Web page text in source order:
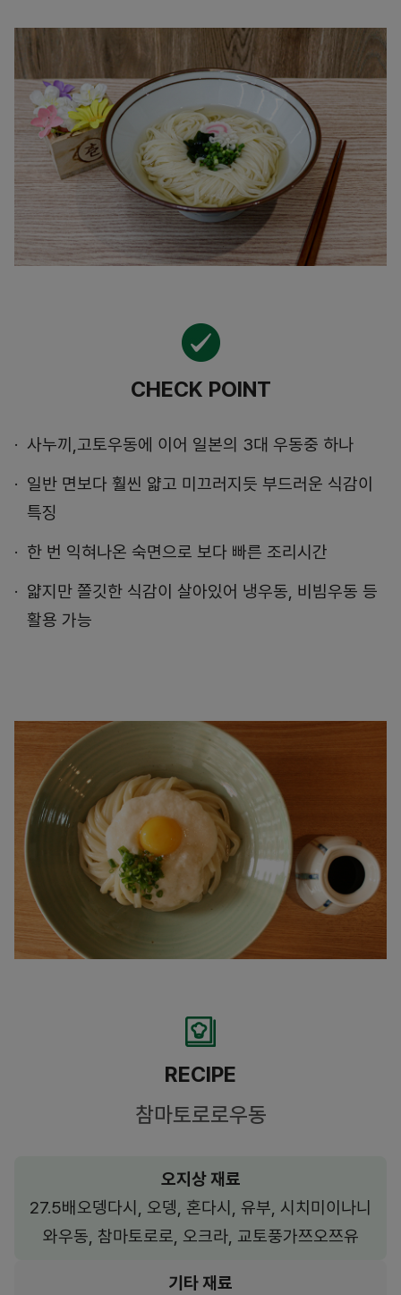
CHECK POINT
사누끼,고토우동에 이어 일본의 3대 우동중 하나
일반 면보다 훨씬 얇고 미끄러지듯 부드러운 식감이
특징
한 번 익혀나온 숙면으로 보다 빠른 조리시간
얇지만 쫄깃한 식감이 살아있어 냉우동, 비빔우동 등
활용 가능
RECIPE
참마토로로우동
오지상 재료
27.5배오뎅다시, 오뎅, 혼다시, 유부, 시치미이나니
와우동, 참마토로로, 오크라, 교토풍가쯔오쯔유
기타 재료